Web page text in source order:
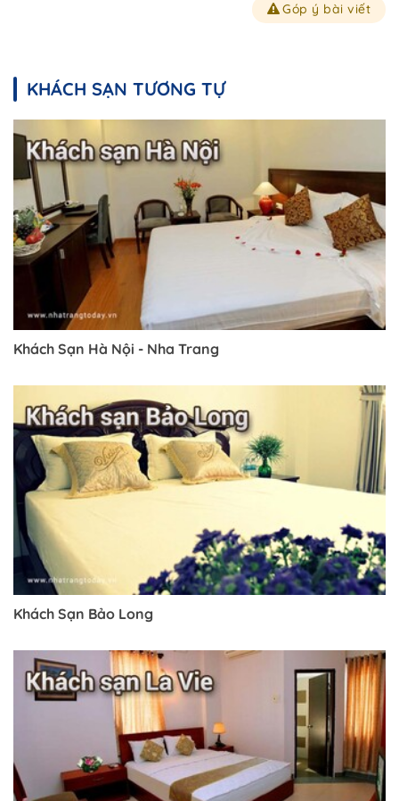
Góp ý bài viết
KHÁCH SẠN TƯƠNG TỰ
Khách Sạn Hà Nội - Nha Trang
Khách Sạn Bảo Long